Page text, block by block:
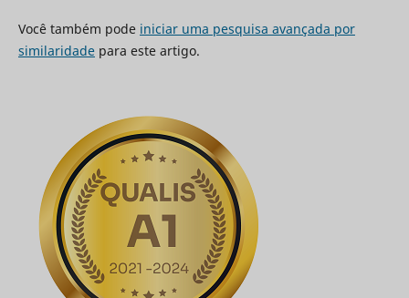
Você também pode iniciar uma pesquisa avançada por
similaridadepara este artigo.